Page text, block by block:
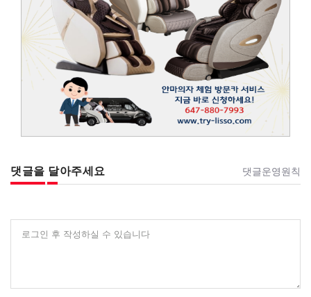
댓글을 달아주세요 댓글운영원칙
로그인 후 작성하실 수 있습니다